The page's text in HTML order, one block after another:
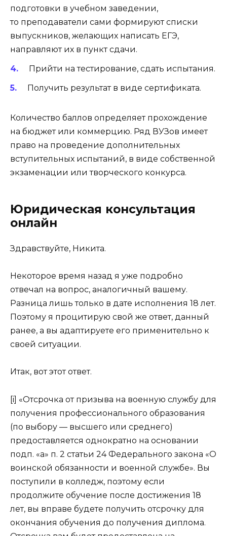
подготовки в учебном заведении,
то преподаватели сами формируют списки
выпускников, желающих написать ЕГЭ,
направляют их в пункт сдачи.
Прийти на тестирование, сдать испытания.
Получить результат в виде сертификата.
Количество баллов определяет прохождение
на бюджет или коммерцию. Ряд ВУЗов имеет
право на проведение дополнительных
вступительных испытаний, в виде собственной
экзаменации или творческого конкурса.
Юридическая консультация
онлайн
Здравствуйте, Никита.
Некоторое время назад я уже подробно
отвечал на вопрос, аналогичный вашему.
Разница лишь только в дате исполнения 18 лет.
Поэтому я процитирую свой же ответ, данный
ранее, а вы адаптируете его применительно к
своей ситуации.
Итак, вот этот ответ.
[i] «Отсрочка от призыва на военную службу для
получения профессионального образования
(по выбору — высшего или среднего)
предоставляется однократно на основании
подп. «а» п. 2 статьи 24 Федерального закона «О
воинской обязанности и военной службе». Вы
поступили в колледж, поэтому если
продолжите обучение после достижения 18
лет, вы вправе будете получить отсрочку для
окончания обучения до получения диплома.